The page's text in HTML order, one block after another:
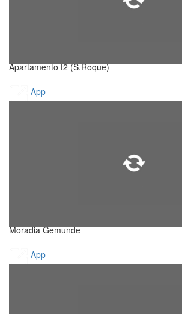
Apartamento t2 (S.Roque)
App
Moradia Gemunde
App